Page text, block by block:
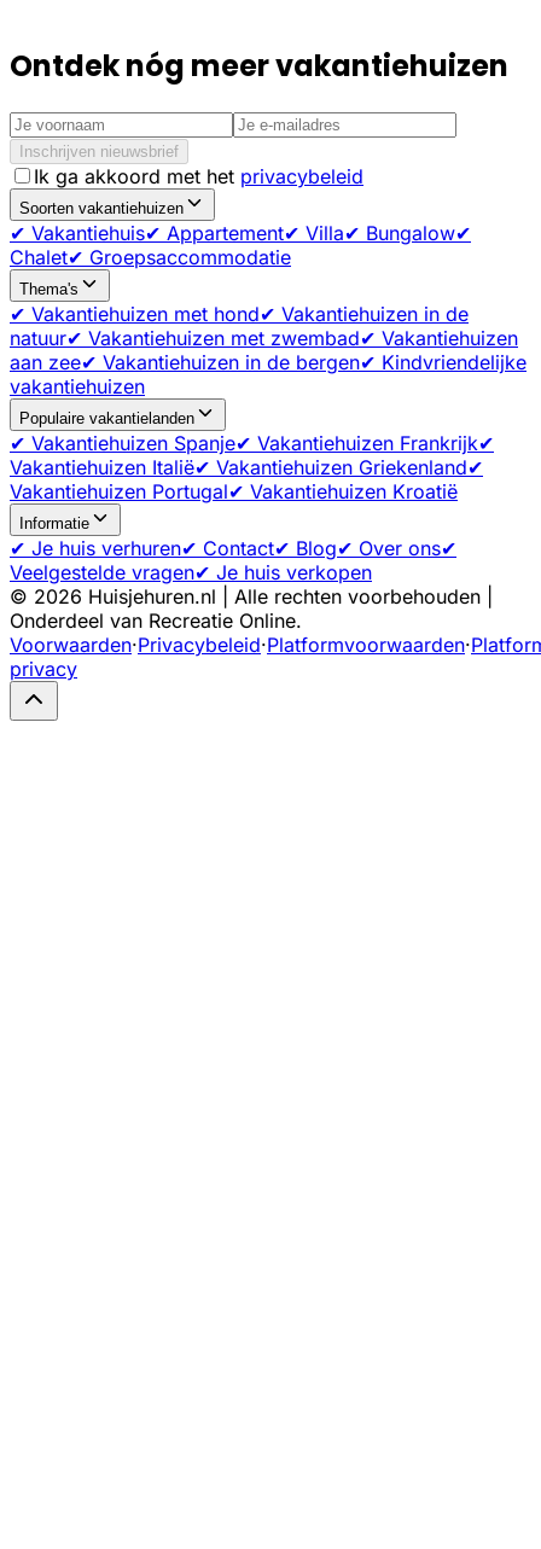
Ontdek nóg meer vakantiehuizen
Inschrijven nieuwsbrief
Ik ga akkoord met het privacybeleid
Soorten vakantiehuizen
✔ Vakantiehuis✔ Appartement✔ Villa✔ Bungalow✔
Chalet✔ Groepsaccommodatie
Thema's
✔ Vakantiehuizen met hond✔ Vakantiehuizen in de
natuur✔ Vakantiehuizen met zwembad✔ Vakantiehuizen
aan zee✔ Vakantiehuizen in de bergen✔ Kindvriendelijke
vakantiehuizen
Populaire vakantielanden
✔ Vakantiehuizen Spanje✔ Vakantiehuizen Frankrijk✔
Vakantiehuizen Italië✔ Vakantiehuizen Griekenland✔
Vakantiehuizen Portugal✔ Vakantiehuizen Kroatië
Informatie
✔ Je huis verhuren✔ Contact✔ Blog✔ Over ons✔
Veelgestelde vragen✔ Je huis verkopen
© 2026 Huisjehuren.nl | Alle rechten voorbehouden |
Onderdeel van Recreatie Online.
Voorwaarden·Privacybeleid·Platformvoorwaarden·
privacy